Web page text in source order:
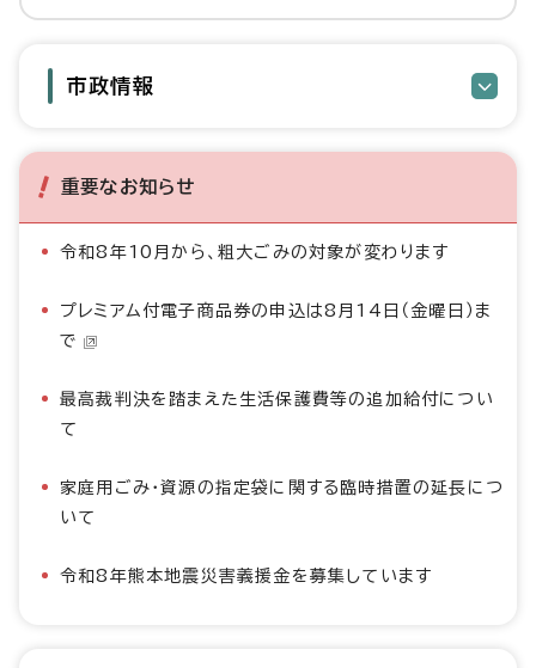
市政情報
重要なお知らせ
令和8年10月から、粗大ごみの対象が変わります
プレミアム付電子商品券の申込は8月14日（金曜日）ま
で
最高裁判決を踏まえた生活保護費等の追加給付につい
て
家庭用ごみ・資源の指定袋に関する臨時措置の延長につ
いて
令和8年熊本地震災害義援金を募集しています